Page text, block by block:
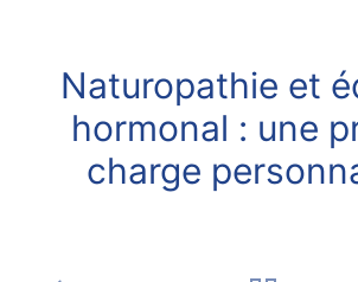
Naturopathie et
hormonal : une
charge